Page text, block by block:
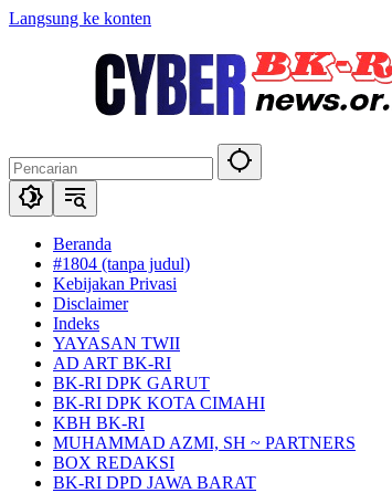
Langsung ke konten
Beranda
#1804 (tanpa judul)
Kebijakan Privasi
Disclaimer
Indeks
YAYASAN TWII
AD ART BK-RI
BK-RI DPK GARUT
BK-RI DPK KOTA CIMAHI
KBH BK-RI
MUHAMMAD AZMI, SH ~ PARTNERS
BOX REDAKSI
BK-RI DPD JAWA BARAT